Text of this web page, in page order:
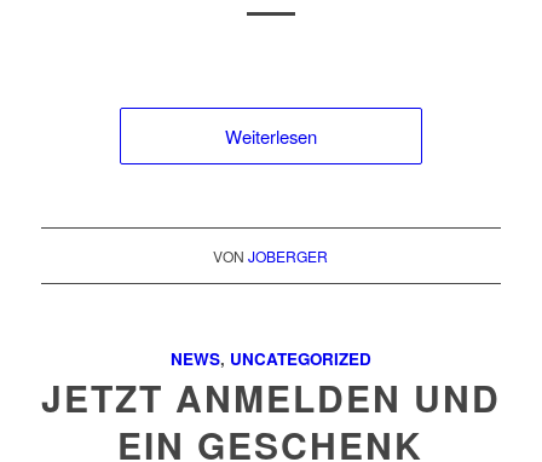
Weiterlesen
VONJOBERGER
NEWS, UNCATEGORIZED
JETZT ANMELDEN UND
EIN GESCHENK